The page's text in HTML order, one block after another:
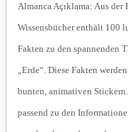
Almanca Açıklama: Aus der
Wissensbücher enthält 100
Fakten zu den spannenden
„Erde“. Diese Fakten
bunten, animativen
passend zu den